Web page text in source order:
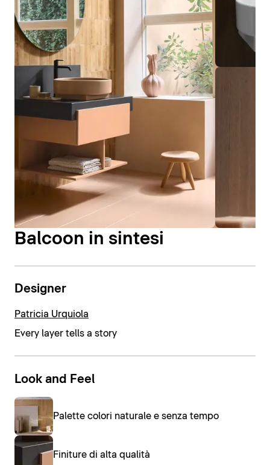
Balcoon in sintesi
Designer
Patricia Urquiola
Every layer tells a story
Look and Feel
Palette colori naturale e senza tempo
Finiture di alta qualità